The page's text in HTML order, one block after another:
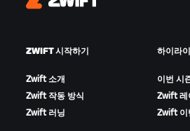
Zwift
ZWIFT 시작하기
Zwift 소개
Zwift 작동 방식
Zwift 러닝
하이라
이번 시
Zwift 레
Zwift 이